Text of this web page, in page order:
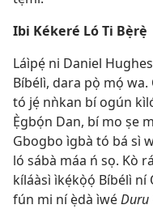
Ibi Kékeré Ló Ti Bẹ̀rẹ̀
Láìpẹ́ ni Daniel
Bíbélì, dara pọ̀ mọ́
tó jẹ́ nǹkan bí ogún
Ẹ̀gbọ́n Dan, bí mo ṣe
Gbogbo ìgbà tó bá sì
ló sábà máa ń sọ. Kò
kíláàsì ìkẹ́kọ̀ọ́ Bíbélì ní
fún mi ní ẹ̀dà ìwéDuru